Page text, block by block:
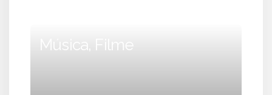
Música, Filme